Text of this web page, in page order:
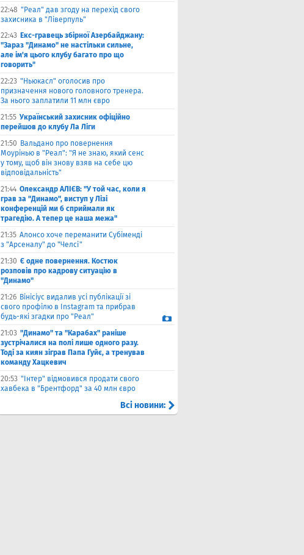
22:48 "Реал" дав згоду на перехід свого
захисника в "Ліверпуль"
22:43 Екс-гравець збірної Азербайджану:
"Зараз "Динамо" не настільки сильне,
але ім'я цього клубу багато про що
говорить"
22:23 "Ньюкасл" оголосив про
призначення нового головного тренера.
За нього заплатили 11 млн євро
21:55 Український захисник офіційно
перейшов до клубу Ла Ліги
21:50 Вальдано про повернення
Моурінью в "Реал": "Я не знаю, який сенс
у тому, щоб він знову взяв на себе цю
відповідальність"
21:44 Олександр АЛІЄВ: "У той час, коли я
грав за "Динамо", виступ у Лізі
конференцій ми б сприймали як
трагедію. А тепер це наша межа"
21:35 Алонсо хоче переманити Субіменді
з "Арсеналу" до "Челсі"
21:30 Є одне повернення. Костюк
розповів про кадрову ситуацію в
"Динамо"
21:26 Вінісіус видалив усі публікації зі
свого профілю в Instagram та прибрав
будь-які згадки про "Реал"
21:03 "Динамо" та "Карабах" раніше
зустрічалися на полі лише одного разу.
Тоді за киян зіграв Папа Гуйє, а тренував
команду Хацкевич
20:53 "Інтер" відмовився продати свого
хавбека в "Брентфорд" за 40 млн євро
Всі новини: